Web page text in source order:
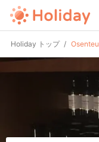
Holiday トップ Osenteu